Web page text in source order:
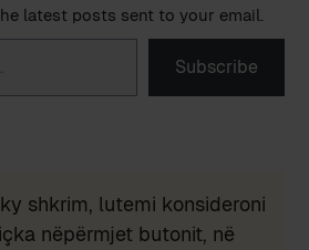
latest posts sent to your email.
Subscribe
shkrim, lutemi konsideroni
nëpërmjet butonit, në